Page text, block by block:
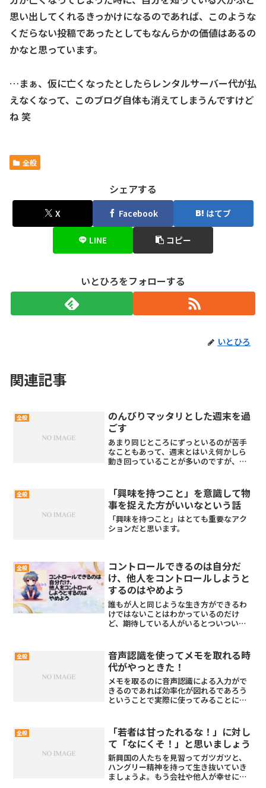
思い出してくれるきっかけになるのであれば、このような
くだらない投稿であったとしてもなんらかの価値はあるの
かなと思っています。
…まぁ、仮に亡くなったとしたらレンタルサーバー代が払
えなくなって、このブログ自体も消えてしまうんですけど
ね 笑
全般
シェアする
X Facebook はてブ
LINE コピー
いとひろをフォローする
いとひろ
関連記事
全般
のんびりマッタリとした週末を過
ごす
あまり同じところにずっといるのが苦手
なこともあって、週末とはいえ何かしら
動き回っていることが多いのですが、緊
の週末は久しぶりに家でマッタリと過ご
しました。まぁ、ずっと家...
全般
「興味を持つこと」を意識して物
事を捉えた方がいいなという話
「興味を持つこと」はとても重要なアク
ションだと思います。
全般
コントロールできるのは自分だ
け、他人をコントロールしようと
するのはやめよう
誰もが人と同じような生き方ができるわ
けではないことはわかっているのだけ
ど、期待している人がいるとついつい口
後ろから背中を押そうとするのだけど、
みんながみんな高みを目指し...
全般
音声認識を使ってメモを取れる時
代がやっときた！
メモを取るのに音声認識による入力がで
きるのであれば効率化が図れるであろう
ということで実際に使ってみることにし
もあがっていて実用的になりましたね。
全般
「若者は甘ったれるな！」に対し
て「なにくそ！」と思いましょう
新興国の人たちを見習ってガツガツと、
ハングリー精神を持って生き抜いていき
ましょうよ。もう会社や他人が幸せにし